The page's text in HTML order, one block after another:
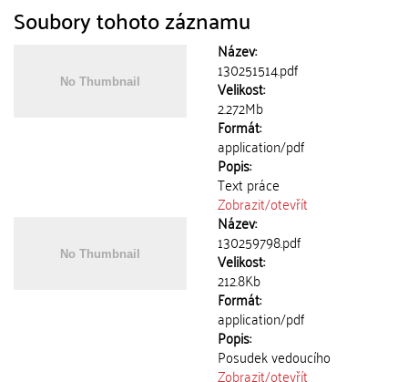
Soubory tohoto záznamu
Název:
130251514.pdf
Velikost:
2.272Mb
Formát:
application/pdf
Popis:
Text práce
Zobrazit/otevřít
Název:
130259798.pdf
Velikost:
212.8Kb
Formát:
application/pdf
Popis:
Posudek vedoucího
Zobrazit/otevřít